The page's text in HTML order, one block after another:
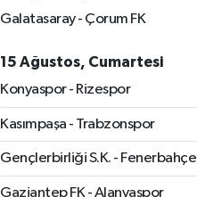
Galatasaray - Çorum FK
15 Ağustos, Cumartesi
Konyaspor - Rizespor
Kasımpaşa - Trabzonspor
Gençlerbirliği S.K. - Fenerbahçe
Gaziantep FK - Alanyaspor